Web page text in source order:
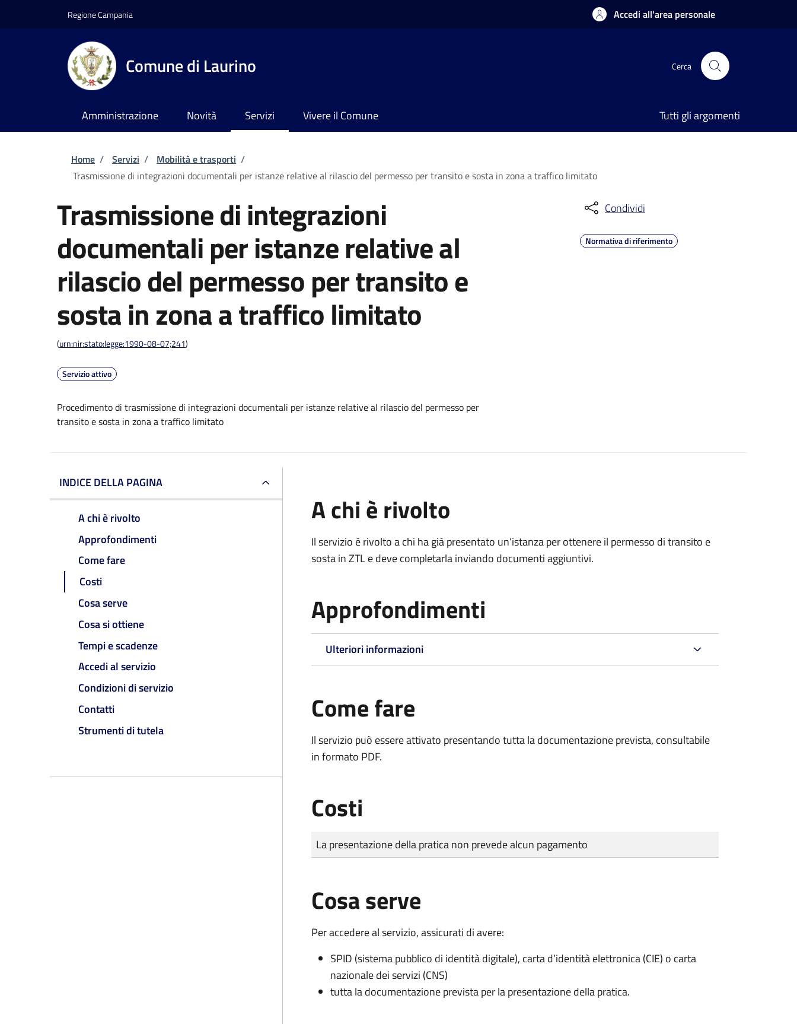
Regione Campania Accedi all'area personale
Comune di Laurino Cerca
Amministrazione Novità Servizi Vivere il Comune Tutti gli argomenti
Briciole di pane
Home / Servizi / Mobilità e trasporti /
Trasmissione di integrazioni documentali per istanze relative al rilascio del permesso per transito e sosta in zona a traffico limitato
Trasmissione di integrazioni
documentali per istanze relative al
rilascio del permesso per transito e
sosta in zona a traffico limitato
(urn:nir:stato:legge:1990-08-07;241)
Servizio attivo
Procedimento di trasmissione di integrazioni documentali per istanze relative al rilascio del permesso per
transito e sosta in zona a traffico limitato
Condividi
Normativa di riferimento
INDICE DELLA PAGINA
A chi è rivolto
Approfondimenti
Come fare
Costi
Cosa serve
Cosa si ottiene
Tempi e scadenze
Accedi al servizio
Condizioni di servizio
Contatti
Strumenti di tutela
A chi è rivolto
Il servizio è rivolto a chi ha già presentato un’istanza per ottenere il permesso di transito e
sosta in ZTL e deve completarla inviando documenti aggiuntivi.
Approfondimenti
Ulteriori informazioni
Come fare
Il servizio può essere attivato presentando tutta la documentazione prevista, consultabile
in formato PDF.
Costi
Tipo di pagamento
Importo
La presentazione della pratica non prevede alcun pagamento
Cosa serve
Per accedere al servizio, assicurati di avere:
SPID (sistema pubblico di identità digitale), carta d’identità elettronica (CIE) o carta
nazionale dei servizi (CNS)
tutta la documentazione prevista per la presentazione della pratica.